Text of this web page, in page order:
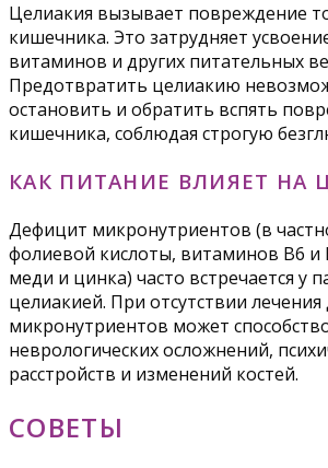
Целиакия вызывает повреждение
кишечника. Это затрудняет
витаминов и других питательных
Предотвратить целиакию
остановить и обратить вспять
кишечника, соблюдая строгую
КАК ПИТАНИЕ ВЛИЯЕТ НА
Дефицит микронутриентов (в
фолиевой кислоты, витаминов B6 и
меди и цинка) часто встречается у
целиакией. При отсутствии
микронутриентов может
неврологических осложнений,
расстройств и изменений костей.
СОВЕТЫ